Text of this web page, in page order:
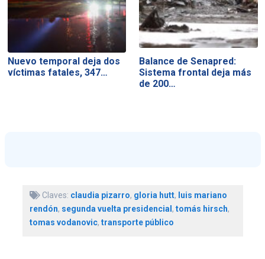
Nuevo temporal deja dos
víctimas fatales, 347…
Balance de Senapred:
Sistema frontal deja más
de 200…
Claves: claudia pizarro, gloria hutt, luis mariano
rendón, segunda vuelta presidencial , tomás hirsch,
tomas vodanovic, transporte público